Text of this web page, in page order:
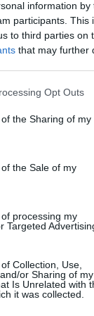
information
participants.
to third parties on
that may further
app uses
or usage
to Google and its
specified
Opt Outs
the Sharing of my
the Sale of my
processing my
Targeted
Collection, Use,
or Sharing of my
Is Unrelated with
it was collected.
Követem